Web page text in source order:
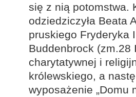
się z nią potomstwa.
odziedziczyła Beata
pruskiego Fryderyka
Buddenbrock (zm.28
charytatywnej i
królewskiego, a
wyposażenie „Domu